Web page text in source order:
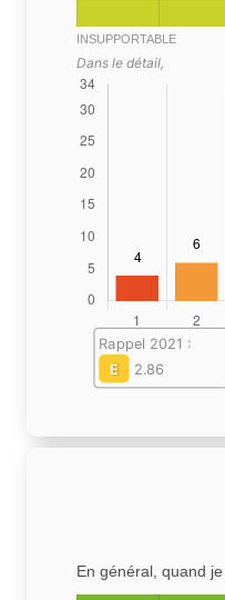
INSUPPORTABLE
Dans le détail,
Rappel 2021 :
E
2.86
En général, quand